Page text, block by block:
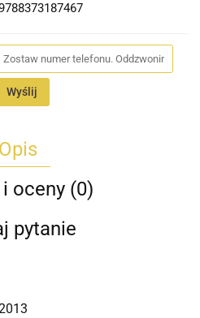
Wyślij
Opis
oceny (0)
pytanie